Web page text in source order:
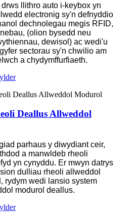
drws llithro auto i-keybox yn
electronig sy'n defnyddio
dechnolegau megis RFID,
(olion bysedd neu
dewisol) ac wedi'u
sectorau sy'n chwilio am
a chydymffurfiaeth.
Deallus Allweddol
parhaus y diwydiant ceir,
a manwldeb rheoli
yn cynyddu. Er mwyn datrys
dulliau rheoli allweddol
rydym wedi lansio system
modurol deallus.